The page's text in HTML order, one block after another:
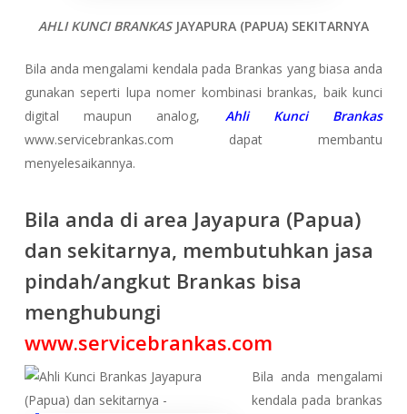
AHLI KUNCI BRANKASJAYAPURA (PAPUA) SEKITARNYA
Bila anda mengalami kendala pada Brankas yang biasa anda
gunakan seperti lupa nomer kombinasi brankas, baik kunci
digital maupun analog, Ahli Kunci Brankas
www.servicebrankas.com dapat membantu
menyelesaikannya.
Bila anda di area Jayapura (Papua)
dan sekitarnya, membutuhkan jasa
pindah/angkut Brankas bisa
menghubungi
www.servicebrankas.com
Bila anda mengalami
kendala pada brankas